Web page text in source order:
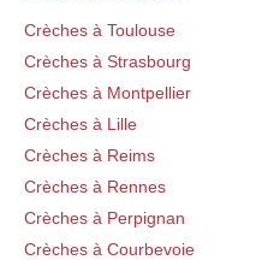
Crèches à Toulouse
Crèches à Strasbourg
Crèches à Montpellier
Crèches à Lille
Crèches à Reims
Crèches à Rennes
Crèches à Perpignan
Crèches à Courbevoie